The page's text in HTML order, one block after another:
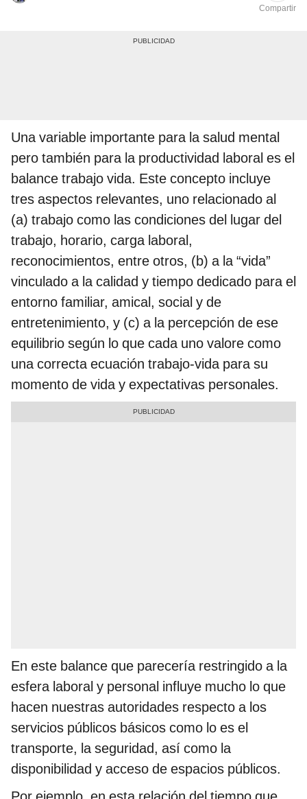
Compartir
Una variable importante para la salud mental
pero también para la productividad laboral es el
balance trabajo vida. Este concepto incluye
tres aspectos relevantes, uno relacionado al
(a) trabajo como las condiciones del lugar del
trabajo, horario, carga laboral,
reconocimientos, entre otros, (b) a la “vida”
vinculado a la calidad y tiempo dedicado para el
entorno familiar, amical, social y de
entretenimiento, y (c) a la percepción de ese
equilibrio según lo que cada uno valore como
una correcta ecuación trabajo-vida para su
momento de vida y expectativas personales.
En este balance que parecería restringido a la
esfera laboral y personal influye mucho lo que
hacen nuestras autoridades respecto a los
servicios públicos básicos como lo es el
transporte, la seguridad, así como la
disponibilidad y acceso de espacios públicos.